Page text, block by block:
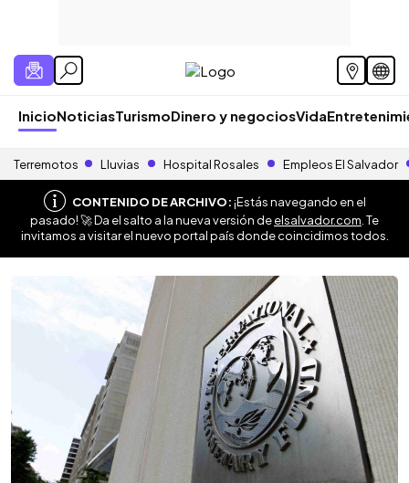
InicioNoticiasTurismoDinero y negociosVida
Terremotos Lluvias Hospital Rosales Empleos El Salvador
CONTENIDO DE ARCHIVO:¡Estás navegando en el
pasado! 🚀 Da el salto a la nueva versión deelsalvador.com . Te
invitamos a visitar el nuevo portal país donde coincidimos todos.